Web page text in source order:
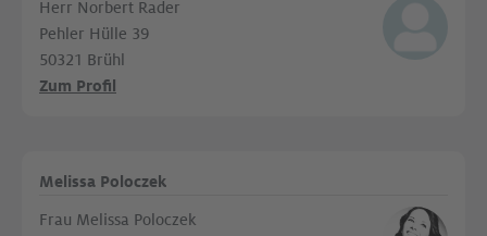
Herr Norbert Rader
Pehler Hülle 39
50321 Brühl
Zum Profil
Melissa Poloczek
Frau Melissa Poloczek